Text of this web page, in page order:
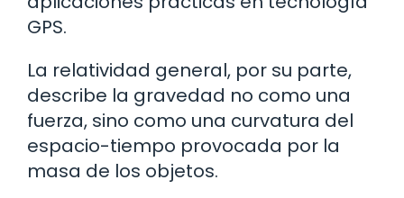
GPS.
La relatividad general, por su parte,
describe la gravedad no como una
fuerza, sino como una curvatura del
espacio-tiempo provocada por la
masa de los objetos.